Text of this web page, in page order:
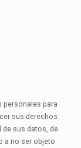
personales para
sus derechos
de sus datos, de
a no ser objeto